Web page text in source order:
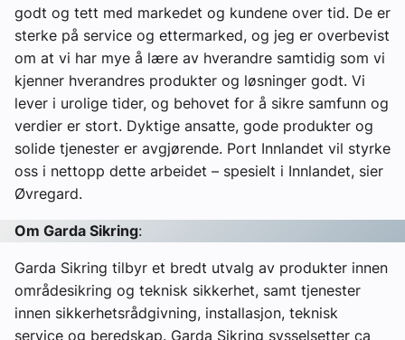
godt og tett med markedet og kundene over tid. De er
sterke på service og ettermarked, og jeg er overbevist
om at vi har mye å lære av hverandre samtidig som vi
kjenner hverandres produkter og løsninger godt. Vi
lever i urolige tider, og behovet for å sikre samfunn og
verdier er stort. Dyktige ansatte, gode produkter og
solide tjenester er avgjørende. Port Innlandet vil styrke
oss i nettopp dette arbeidet – spesielt i Innlandet, sier
Øvregard.
Om Garda Sikring:
Garda Sikring tilbyr et bredt utvalg av produkter innen
områdesikring og teknisk sikkerhet, samt tjenester
innen sikkerhetsrådgivning, installasjon, teknisk
service og beredskap. Garda Sikring sysselsetter ca